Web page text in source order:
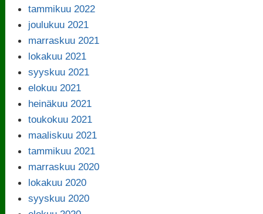
tammikuu 2022
joulukuu 2021
marraskuu 2021
lokakuu 2021
syyskuu 2021
elokuu 2021
heinäkuu 2021
toukokuu 2021
maaliskuu 2021
tammikuu 2021
marraskuu 2020
lokakuu 2020
syyskuu 2020